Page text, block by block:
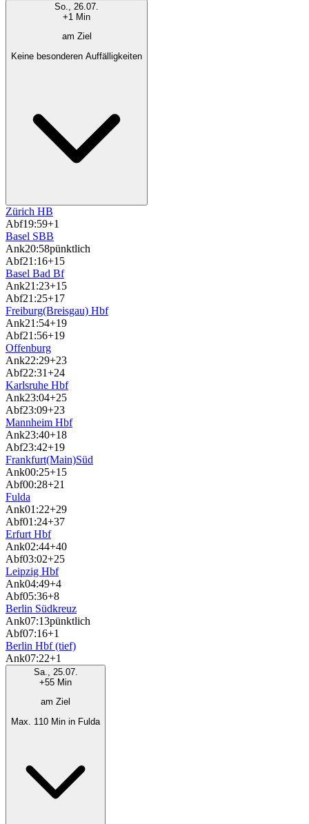
So., 26.07.
+1 Min
am Ziel
Keine besonderen Auffälligkeiten
Zürich HB
Abf19:59+1
Basel SBB
Ank20:58pünktlich
Abf21:16+15
Basel Bad Bf
Ank21:23+15
Abf21:25+17
Freiburg(Breisgau) Hbf
Ank21:54+19
Abf21:56+19
Offenburg
Ank22:29+23
Abf22:31+24
Karlsruhe Hbf
Ank23:04+25
Abf23:09+23
Mannheim Hbf
Ank23:40+18
Abf23:42+19
Frankfurt(Main)Süd
Ank00:25+15
Abf00:28+21
Fulda
Ank01:22+29
Abf01:24+37
Erfurt Hbf
Ank02:44+40
Abf03:02+25
Leipzig Hbf
Ank04:49+4
Abf05:36+8
Berlin Südkreuz
Ank07:13pünktlich
Abf07:16+1
Berlin Hbf (tief)
Ank07:22+1
Sa., 25.07.
+55 Min
am Ziel
Max. 110 Min in Fulda